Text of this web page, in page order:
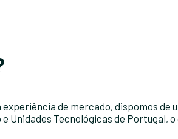
de mercado, dispomos de
Unidades Tecnológicas de Portugal,